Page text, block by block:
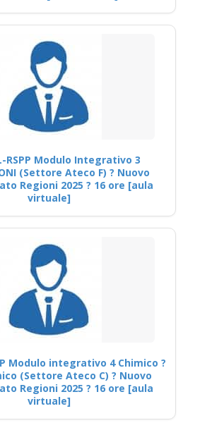
RSPP Modulo Integrativo 3
(Settore Ateco F) ? Nuovo
Regioni 2025 ? 16 ore [aula
virtuale]
Modulo integrativo 4 Chimico ?
(Settore Ateco C) ? Nuovo
Regioni 2025 ? 16 ore [aula
virtuale]